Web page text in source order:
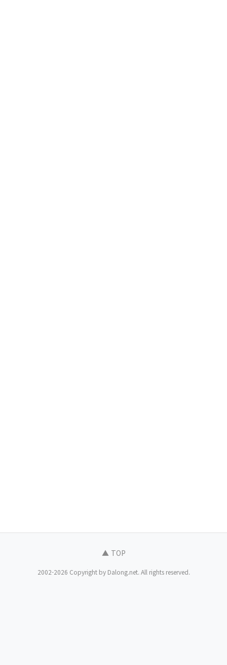
▲ TOP
2002-2026 Copyright by Dalong.net. All rights reserved.